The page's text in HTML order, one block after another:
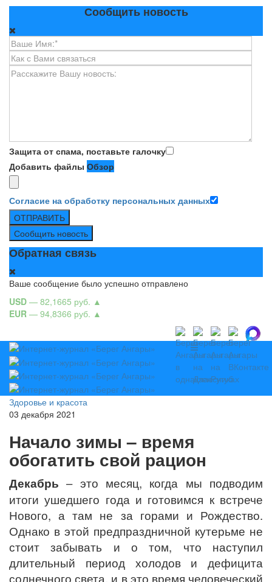
Сообщить новость
Защита от спама, поставьте галочку
Добавить файлы Обзор
Согласие на обработку персональных данных
ОТПРАВИТЬ
Сообщить новость
Обратная связь
Ваше сообщение было успешно отправлено
USD — 82,1665 руб. ▲
EUR — 94,8366 руб. ▲
Здоровье и красота
03 декабря 2021
Начало зимы – время
обогатить свой рацион
Декабрь – это месяц, когда мы подводим
итоги ушедшего года и готовимся к встрече
Нового, а там не за горами и Рождество.
Однако в этой предпраздничной кутерьме не
стоит забывать и о том, что наступил
длительный период холодов и дефицита
солнечного света, и в это время человеческий